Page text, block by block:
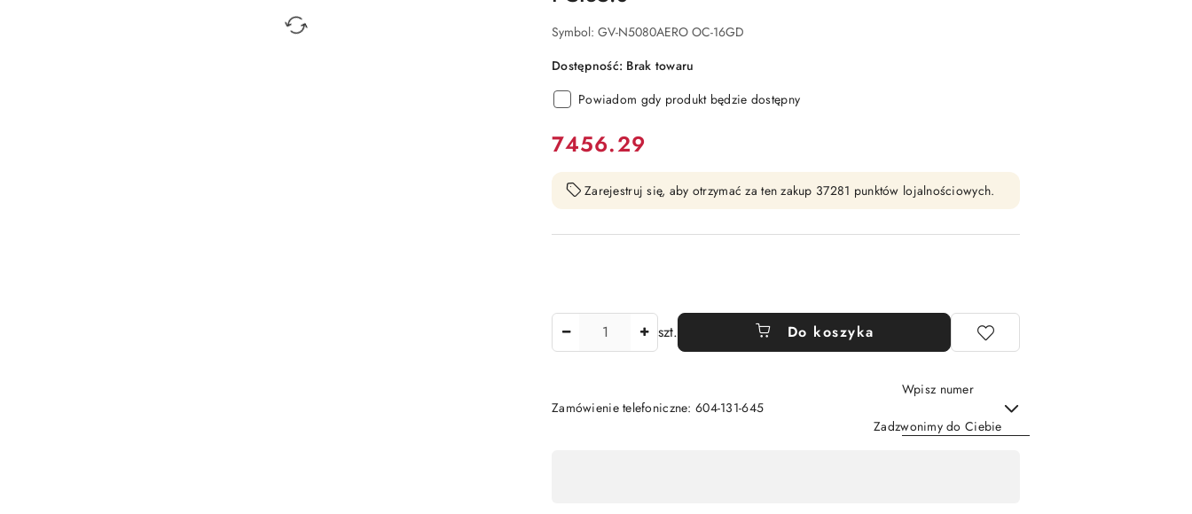
Symbol: GV-N5080AERO OC-16GD
Dostępność: Brak towaru
Powiadom gdy produkt będzie dostępny
cena:
7456.29
Zarejestruj się, aby otrzymać za ten zakup 37281 punktów lojalnościowych.
szt. Do koszyka
Zamówienie telefoniczne: 604-131-645
Wpisz numer
Zadzwonimy do Ciebie